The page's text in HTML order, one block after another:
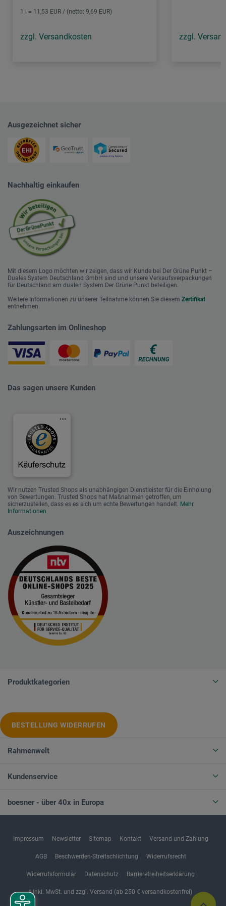
1 l = 11,53 EUR / (netto: 9,69 EUR)
zzgl. Versandkosten zzgl.
Ausgezeichnet sicher
Nachhaltig einkaufen
Mit diesem Logo möchten wir zeigen, dass wir Kunde bei Der Grüne Punkt –
Duales System Deutschland GmbH sind und unsere Verkaufsverpackungen
für Deutschland am dualen System Der Grüne Punkt beteiligen.
Weitere Informationen zu unserer Teilnahme können Sie diesem Zertifikat
entnehmen.
Zahlungsarten im Onlineshop
Das sagen unsere Kunden
Wir nutzen Trusted Shops als unabhängigen Dienstleister für die Einholung
von Bewertungen. Trusted Shops hat Maßnahmen getroffen, um
sicherzustellen, dass es es sich um echte Bewertungen handelt. Mehr
Informationen
Auszeichnungen
Produktkategorien
BESTELLUNG WIDERRUFEN
Rahmenwelt
Kundenservice
boesner - über 40x in Europa
Impressum Newsletter Sitemap Kontakt Versand und Zahlung
AGB Beschwerden-Streitschlichtung Widerrufsrecht
Widerrufsformular Datenschutz Barrierefreiheitserklärung
* Inkl. MwSt. und zzgl. Versand (ab 250 € versandkostenfrei)